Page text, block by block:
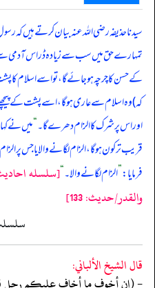
سیدنا حذیفہ رضی اللہ عنہ بیان کرتے ہیں کہ
تمہارے حق میں سب سے زیادہ ڈر اس آدمی
کے حسن کا چرچہ ہو جائے گا، تو اسے اسلام کا
کہ) وہ اسلام سے عاری ہو گا، اسے پشت کے
اور اس پر شرک کا الزام دھرے گا۔“میں نے
قریب تر کون ہو گا، الزام لگانے والا یا جس پر
فرمایا:”الزام لگانے والا۔“[سلسله
والقدر/حدیث: 133]
قال الشيخ الألباني: